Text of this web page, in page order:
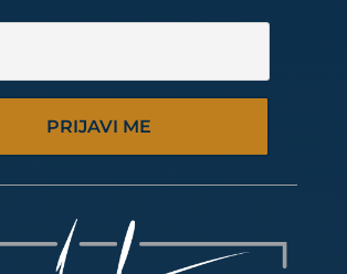
PRIJAVI ME